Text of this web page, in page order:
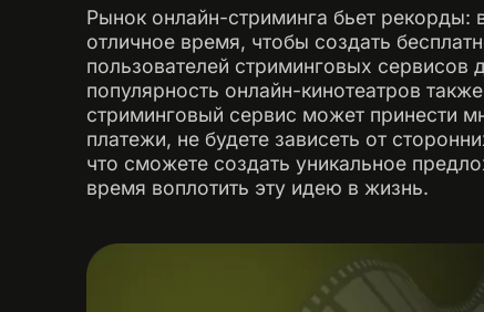
Рынок онлайн-стриминга бьет рекорды:
отличное время, чтобы создать
пользователей стриминговых
популярность онлайн-кинотеатров
стриминговый сервис может принести
платежи, не будете зависеть от
что сможете создать уникальное
время воплотить эту идею в жизнь.